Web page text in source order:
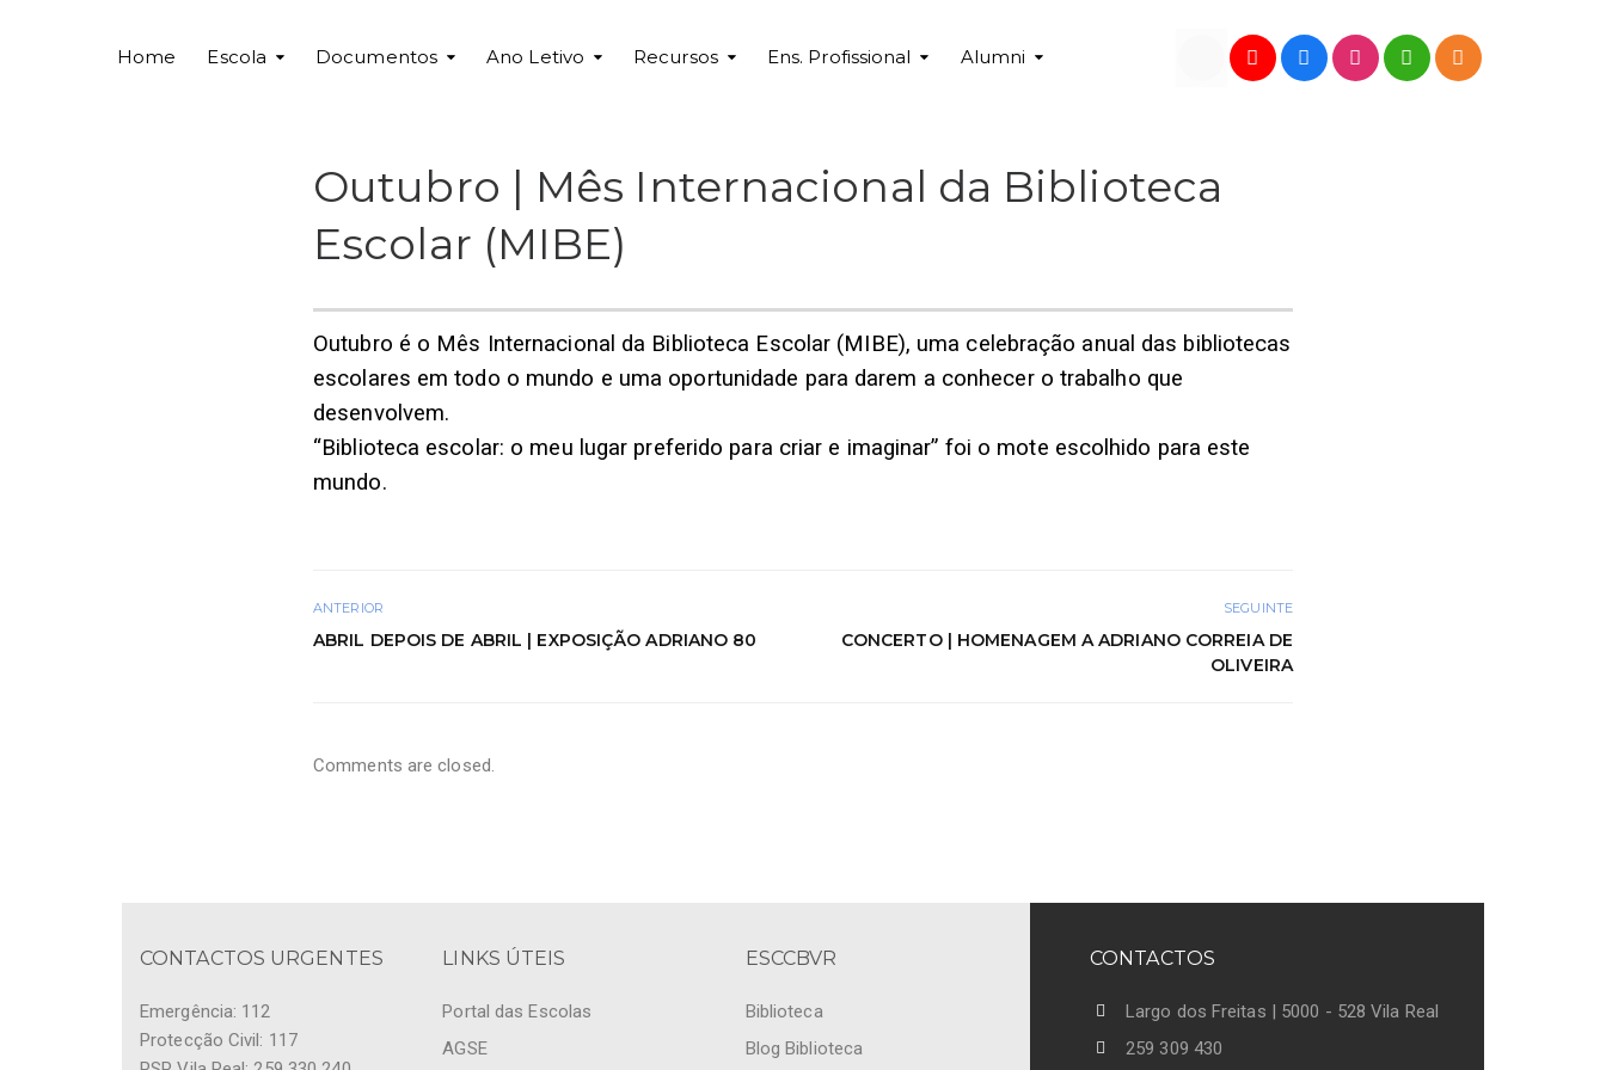
Home Escola Documentos Ano Letivo Recursos Ens. Profissional Alumni
Outubro | Mês Internacional da Biblioteca
Escolar (MIBE)
Outubro é o Mês Internacional da Biblioteca Escolar (MIBE), uma celebração anual das bibliotecas
escolares em todo o mundo e uma oportunidade para darem a conhecer o trabalho que
desenvolvem.
“Biblioteca escolar: o meu lugar preferido para criar e imaginar” foi o mote escolhido para este
mundo.
ANTERIOR
ABRIL DEPOIS DE ABRIL | EXPOSIÇÃO ADRIANO 80
SEGUINTE
CONCERTO | HOMENAGEM A ADRIANO CORREIA DE
OLIVEIRA
Comments are closed.
CONTACTOS URGENTES
Emergência: 112
Protecção Civil: 117
LINKS ÚTEIS
Portal das Escolas
AGSE
ESCCBVR
Biblioteca
Blog Biblioteca
CONTACTOS
Largo dos Freitas | 5000 - 528 Vila Real
259 309 430